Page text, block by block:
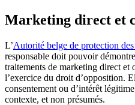
Marketing direct et
L’Autorité belge de protection
responsable doit pouvoir
traitements de marketing direct et
l’exercice du droit d’opposition.
consentement ou d’intérêt
contexte, et non présumés.